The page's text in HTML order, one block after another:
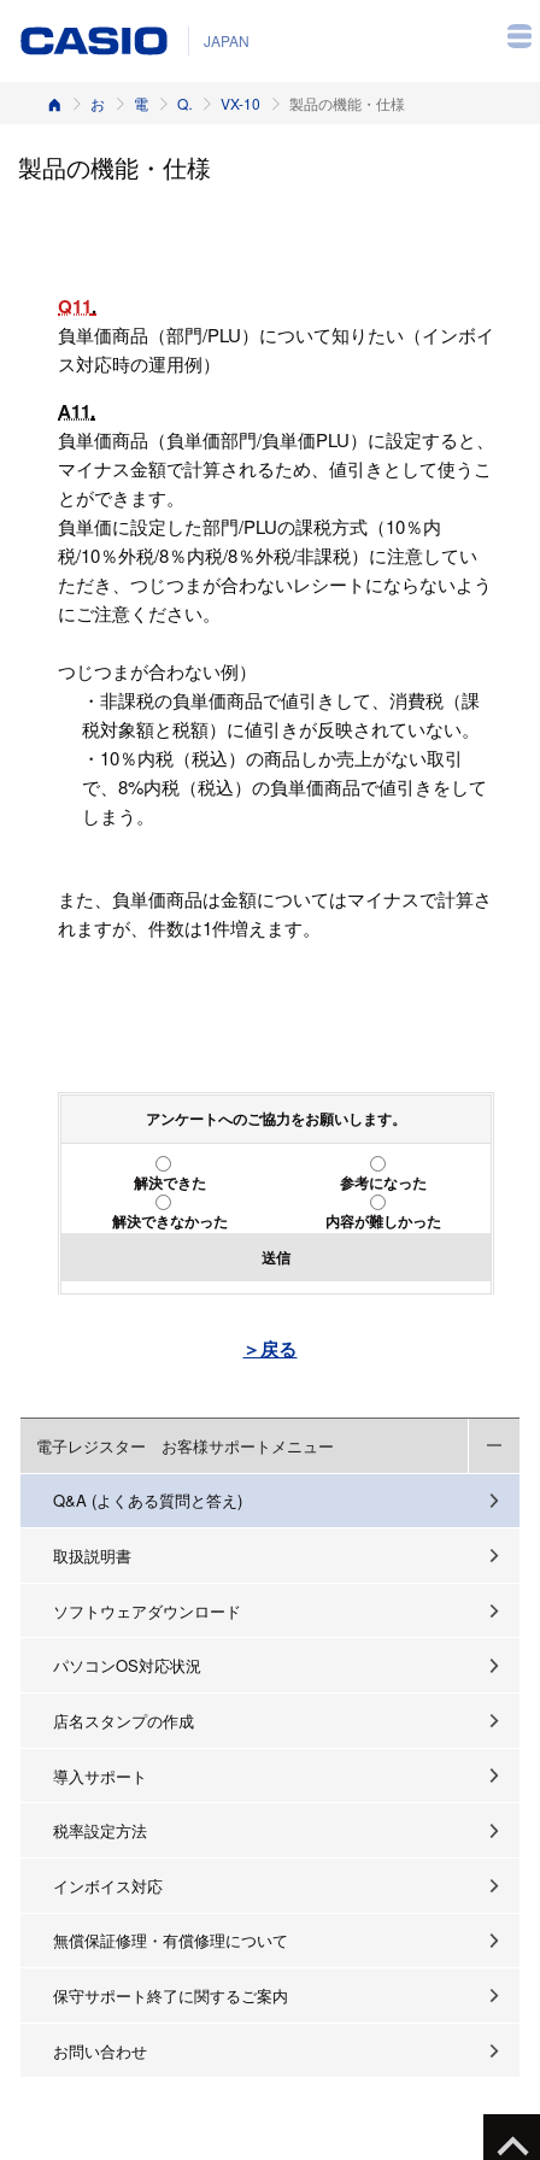
JAPAN
ホーム お客様サポート 電子レジスター Q&A（よくある質問と答え） VX-10 製品の機能・仕様
製品の機能・仕様
Q11
負単価商品（部門/PLU）について知りたい（インボイ
ス対応時の運用例）
A11
負単価商品（負単価部門/負単価PLU）に設定すると、
マイナス金額で計算されるため、値引きとして使うこ
とができます。
負単価に設定した部門/PLUの課税方式（10％内
税/10％外税/8％内税/8％外税/非課税）に注意してい
ただき、つじつまが合わないレシートにならないよう
にご注意ください。
つじつまが合わない例）
・非課税の負単価商品で値引きして、消費税（課
税対象額と税額）に値引きが反映されていない。
・10％内税（税込）の商品しか売上がない取引
で、8%内税（税込）の負単価商品で値引きをして
しまう。
また、負単価商品は金額についてはマイナスで計算さ
れますが、件数は1件増えます。
アンケートへのご協力をお願いします。
解決できた
参考になった
解決できなかった
内容が難しかった
送信
＞戻る
電子レジスター お客様サポートメニュー
Q&A (よくある質問と答え)
取扱説明書
ソフトウェアダウンロード
パソコンOS対応状況
店名スタンプの作成
導入サポート
税率設定方法
インボイス対応
無償保証修理・有償修理について
保守サポート終了に関するご案内
お問い合わせ